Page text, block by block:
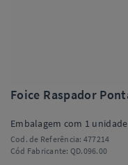
Foice Raspador
Embalagem com 1
Cod. de Referência: 477214
Cód Fabricante: QD.096.00